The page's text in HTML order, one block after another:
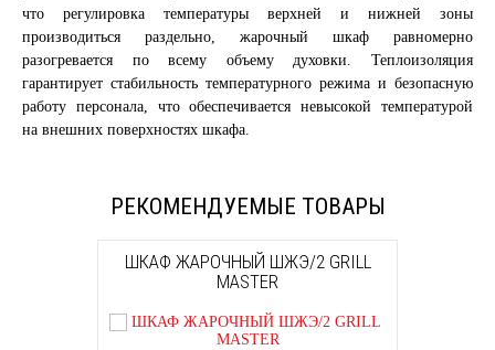
что регулировка температуры верхней и нижней зоны
производиться раздельно, жарочный шкаф равномерно
разогревается по всему объему духовки. Теплоизоляция
гарантирует стабильность температурного режима и безопасную
работу персонала, что обеспечивается невысокой температурой
на внешних поверхностях шкафа.
РЕКОМЕНДУЕМЫЕ ТОВАРЫ
ШКАФ ЖАРОЧНЫЙ ШЖЭ/2 GRILL
MASTER